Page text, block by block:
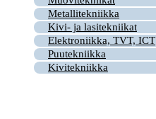
Metallitekniikka
Kivi- ja lasitekniikat
Elektroniikka, TVT, ICT
Puutekniikka
Kivitekniikka